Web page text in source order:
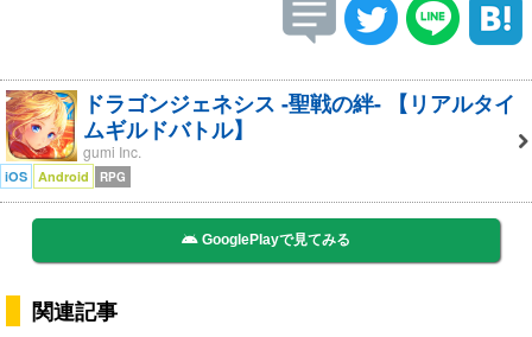
ドラゴンジェネシス -聖戦の絆- 【リアルタイ
ムギルドバトル】
gumi Inc.
iOS Android RPG
GooglePlayで見てみる
関連記事